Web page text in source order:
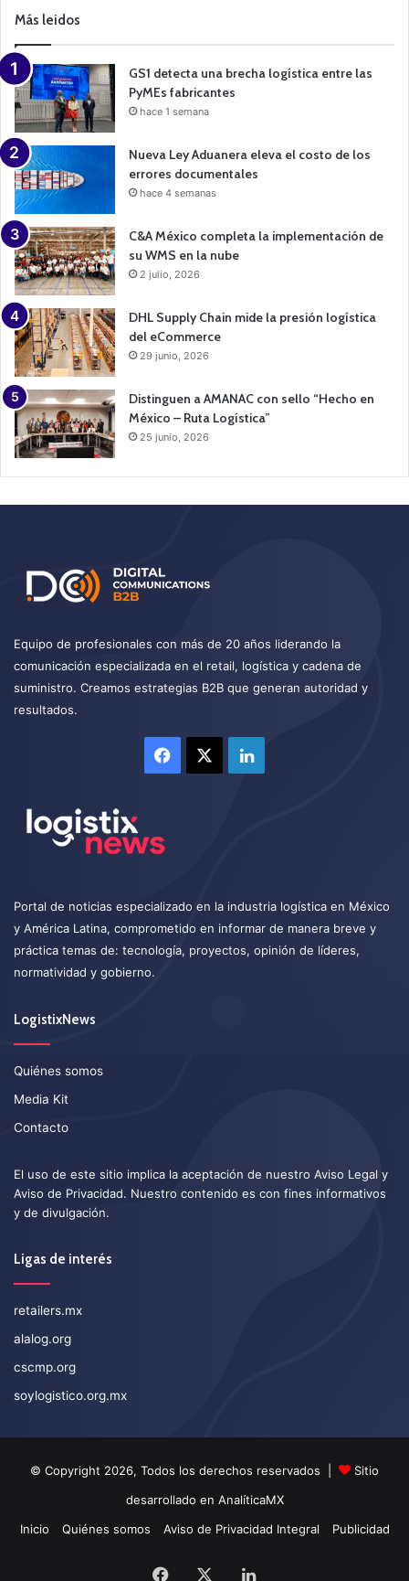
a
n
Más leidos
GS1 detecta una brecha logística entre las
PyMEs fabricantes
hace 1 semana
Nueva Ley Aduanera eleva el costo de los
errores documentales
hace 4 semanas
C&A México completa la implementación de
su WMS en la nube
2 julio, 2026
DHL Supply Chain mide la presión logística
del eCommerce
29 junio, 2026
Distinguen a AMANAC con sello “Hecho en
México – Ruta Logística”
25 junio, 2026
Equipo de profesionales con más de 20 años liderando la
comunicación especializada en el retail, logística y cadena de
suministro. Creamos estrategias B2B que generan autoridad y
resultados.
Facebook LinkedIn
Portal de noticias especializado en la industria logística en México
y América Latina, comprometido en informar de manera breve y
práctica temas de: tecnología, proyectos, opinión de líderes,
normatividad y gobierno.
LogistixNews
Quiénes somos
Media Kit
Contacto
El uso de este sitio implica la aceptación de nuestro Aviso Legal y
Aviso de Privacidad. Nuestro contenido es con fines informativos
y de divulgación.
Ligas de interés
retailers.mx
alalog.org
cscmp.org
soylogistico.org.mx
© Copyright 2026, Todos los derechos reservados |
Sitio
desarrollado en AnalíticaMX
Inicio
Quiénes somos Aviso de Privacidad Integral Publicidad
Facebook LinkedIn